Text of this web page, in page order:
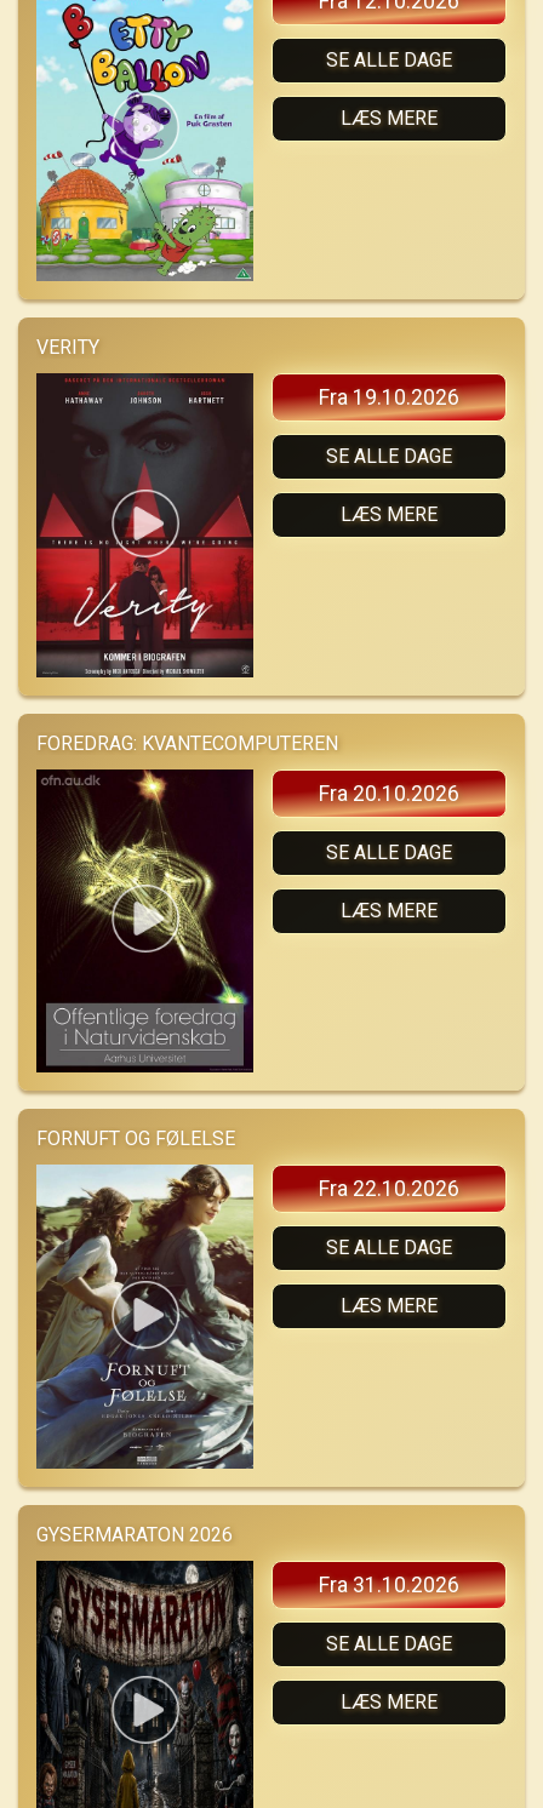
SE ALLE DAGE
LÆS MERE
VERITY
Fra 19.10.2026
SE ALLE DAGE
LÆS MERE
FOREDRAG: KVANTECOMPUTEREN
Fra 20.10.2026
SE ALLE DAGE
LÆS MERE
FORNUFT OG FØLELSE
Fra 22.10.2026
SE ALLE DAGE
LÆS MERE
GYSERMARATON 2026
Fra 31.10.2026
SE ALLE DAGE
LÆS MERE